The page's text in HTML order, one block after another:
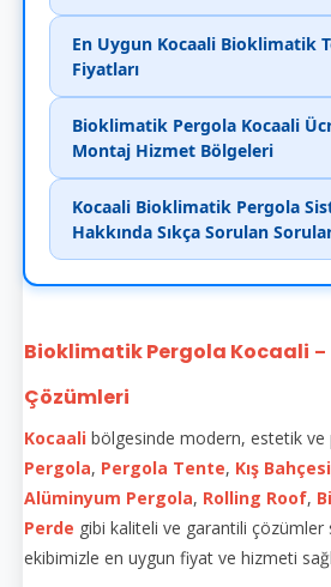
En Uygun Kocaali Bioklimatik
Fiyatları
Bioklimatik Pergola Kocaali
Montaj Hizmet Bölgeleri
Kocaali Bioklimatik Pergola
Hakkında Sıkça Sorulan
Bioklimatik Pergola Kocaali –
Çözümleri
Kocaali bölgesinde modern, estetik ve
Pergola, Pergola Tente, Kış Bahçesi
Alüminyum Pergola, Rolling Roof,
Perde gibi kaliteli ve garantili
ekibimizle en uygun fiyat ve hizmeti